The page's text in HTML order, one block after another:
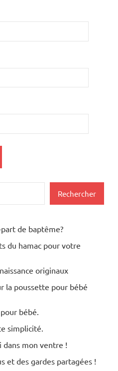
Rechercher
de baptême?
du hamac pour votre
originaux
la poussette pour bébé
bébé.
simplicité.
dans mon ventre !
et des gardes partagées !